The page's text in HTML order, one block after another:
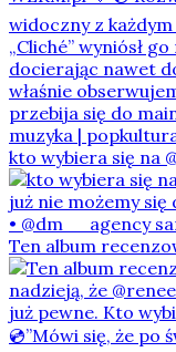
kto wybiera się na
Ten album